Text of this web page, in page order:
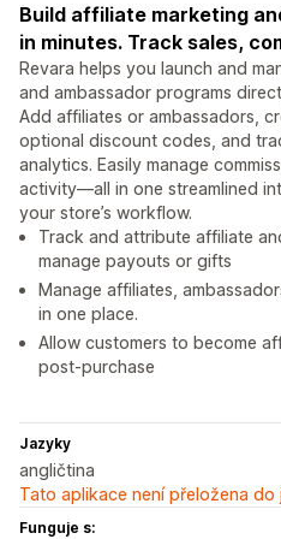
Build affiliate marketing
in minutes. Track sales,
Revara helps you launch and
and ambassador programs
Add affiliates or ambassadors,
optional discount codes, and
analytics. Easily manage
activity—all in one streamlined
your store’s workflow.
Track and attribute affiliate
manage payouts or gifts
Manage affiliates,
in one place.
Allow customers to become
post-purchase
Jazyky
angličtina
Tato aplikace není přeložena do
Funguje s: